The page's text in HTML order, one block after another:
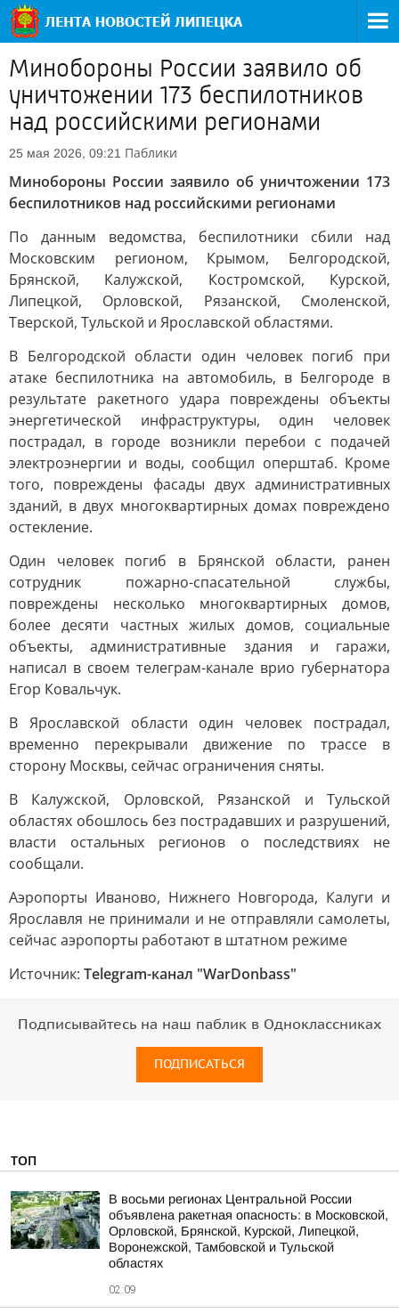
Минобороны России заявило об
уничтожении 173 беспилотников
над российскими регионами
25 мая 2026, 09:21 Паблики
Минобороны России заявило об уничтожении 173
беспилотников над российскими регионами
По данным ведомства, беспилотники сбили над
Московским регионом, Крымом, Белгородской,
Брянской, Калужской, Костромской, Курской,
Липецкой, Орловской, Рязанской, Смоленской,
Тверской, Тульской и Ярославской областями.
В Белгородской области один человек погиб при
атаке беспилотника на автомобиль, в Белгороде в
результате ракетного удара повреждены объекты
энергетической инфраструктуры, один человек
пострадал, в городе возникли перебои с подачей
электроэнергии и воды, сообщил оперштаб. Кроме
того, повреждены фасады двух административных
зданий, в двух многоквартирных домах повреждено
остекление.
Один человек погиб в Брянской области, ранен
сотрудник пожарно-спасательной службы,
повреждены несколько многоквартирных домов,
более десяти частных жилых домов, социальные
объекты, административные здания и гаражи,
написал в своем телеграм-канале врио губернатора
Егор Ковальчук.
В Ярославской области один человек пострадал,
временно перекрывали движение по трассе в
сторону Москвы, сейчас ограничения сняты.
В Калужской, Орловской, Рязанской и Тульской
областях обошлось без пострадавших и разрушений,
власти остальных регионов о последствиях не
сообщали.
Аэропорты Иваново, Нижнего Новгорода, Калуги и
Ярославля не принимали и не отправляли самолеты,
сейчас аэропорты работают в штатном режиме
Источник: Telegram-канал "WarDonbass"
Подписывайтесь на наш паблик в Одноклассниках
ПОДПИСАТЬСЯ
ТОП
В восьми регионах Центральной России
объявлена ракетная опасность: в Московской,
Орловской, Брянской, Курской, Липецкой,
Воронежской, Тамбовской и Тульской
областях
02:09